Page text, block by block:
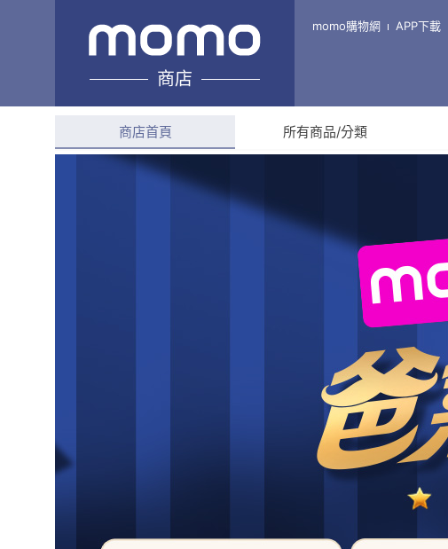
商店
momo購物網 APP下載
左西心創藝MOMO購物站
綜合評分
商店首頁 所有商品/分類